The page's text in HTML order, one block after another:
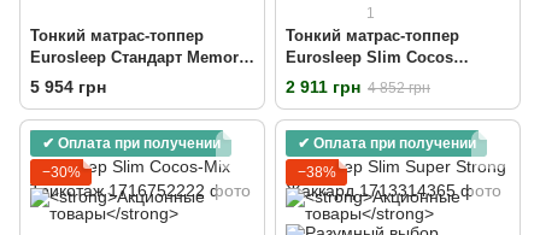
Тонкий матрас-топпер
Eurosleep Стандарт Memory
X4 Трикотаж
5 954 грн
1
Тонкий матрас-топпер
Eurosleep Slim Cocos
Komfort
2 911 грн 4 852 грн
✔ Оплата при получении
−30%
✔ Оплата при получении
−38%